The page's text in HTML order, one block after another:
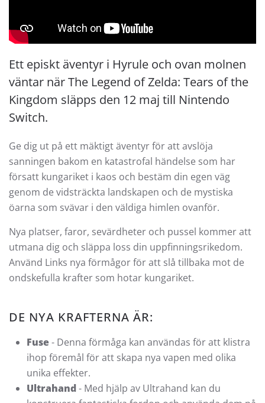
Ett episkt äventyr i Hyrule och ovan molnen
väntar när The Legend of Zelda: Tears of the
Kingdom släpps den 12 maj till Nintendo
Switch.
Ge dig ut på ett mäktigt äventyr för att avslöja
sanningen bakom en katastrofal händelse som har
försatt kungariket i kaos och bestäm din egen väg
genom de vidsträckta landskapen och de mystiska
öarna som svävar i den väldiga himlen ovanför.
Nya platser, faror, sevärdheter och pussel kommer att
utmana dig och släppa loss din uppfinningsrikedom.
Använd Links nya förmågor för att slå tillbaka mot de
ondskefulla krafter som hotar kungariket.
DE NYA KRAFTERNA ÄR:
Fuse- Denna förmåga kan användas för att klistra
ihop föremål för att skapa nya vapen med olika
unika effekter.
Ultrahand- Med hjälp av Ultrahand kan du